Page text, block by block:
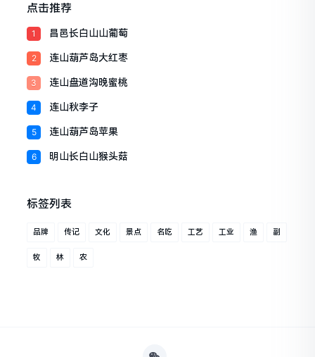
点击推荐
1 昌邑长白山山葡萄
2 连山葫芦岛大红枣
3 连山盘道沟晚蜜桃
4 连山秋李子
5 连山葫芦岛苹果
6 明山长白山猴头菇
标签列表
品牌 传记 文化 景点 名吃 工艺 工业 渔 副
牧 林 农